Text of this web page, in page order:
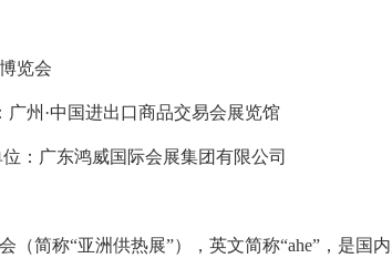
览会
·中国进出口商品交易会展览馆
：广东鸿威国际会展集团有限公司
简称“亚洲供热展”），英文简称“ahe”，是国